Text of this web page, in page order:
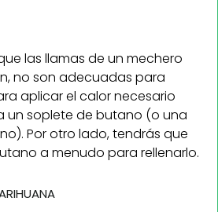
las llamas de un mechero
no son adecuadas para
aplicar el calor necesario
un soplete de butano (o una
Por otro lado, tendrás que
a menudo para rellenarlo.